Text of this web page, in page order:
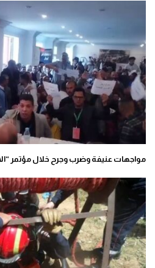
مواجهات عنيفة وضرب وجرح خلال مؤتمر